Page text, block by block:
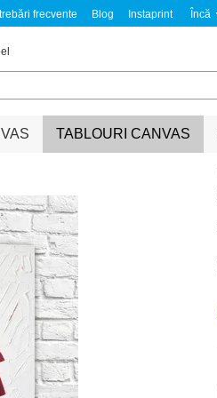
frecvente Blog Instaprint Încă
TABLOURI CANVAS